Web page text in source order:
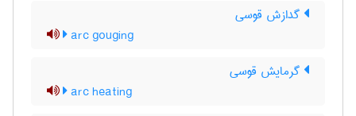
گدازش قوسی
arc gouging
گرمایش قوسی
arc heating